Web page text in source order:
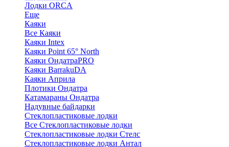
Лодки ORCA
Еще
Каяки
Все Каяки
Каяки Intex
Каяки Point 65° North
Каяки ОндатраPRO
Каяки BarrakuDA
Каяки Априла
Плотики Ондатра
Катамараны Ондатра
Надувные байдарки
Стеклопластиковые лодки
Все Стеклопластиковые лодки
Стеклопластиковые лодки Стелс
Стеклопластиковые лодки Антал